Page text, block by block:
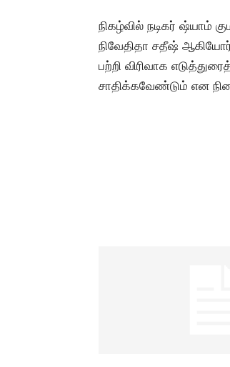
நிகழ்வில் நடிகர் ஷ்யாம்
நிவேதிதா சதீஷ்
பற்றி விரிவாக
சாதிக்கவேண்டும் என